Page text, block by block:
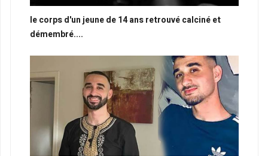
le corps d'un jeune de 14 ans retrouvé calciné et
démembré....